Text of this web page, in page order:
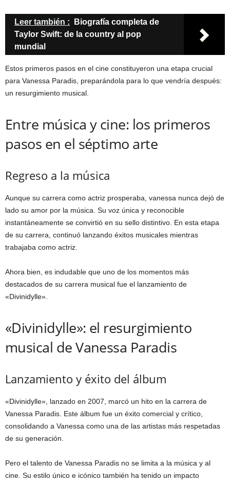
Leer también :
Biografía completa de
Taylor Swift: de la country al pop
mundial
Estos primeros pasos en el cine constituyeron una etapa crucial
para Vanessa Paradis, preparándola para lo que vendría después:
un resurgimiento musical.
Entre música y cine: los primeros
pasos en el séptimo arte
Regreso a la música
Aunque su carrera como actriz prosperaba, vanessa nunca dejó de
lado su amor por la música. Su voz única y reconocible
instantáneamente se convirtió en su sello distintivo. En esta etapa
de su carrera, continuó lanzando éxitos musicales mientras
trabajaba como actriz.
Ahora bien, es indudable que uno de los momentos más
destacados de su carrera musical fue el lanzamiento de
«Divinidylle».
«Divinidylle»: el resurgimiento
musical de Vanessa Paradis
Lanzamiento y éxito del álbum
«Divinidylle», lanzado en 2007, marcó un hito en la carrera de
Vanessa Paradis. Este álbum fue un éxito comercial y crítico,
consolidando a Vanessa como una de las artistas más respetadas
de su generación.
Pero el talento de Vanessa Paradis no se limita a la música y al
cine. Su estilo único e icónico también ha tenido un impacto